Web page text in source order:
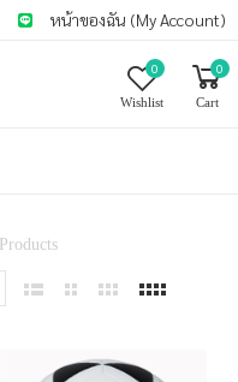
หน้าของฉัน (My Account)
0
Wishlist
0
Cart
Products